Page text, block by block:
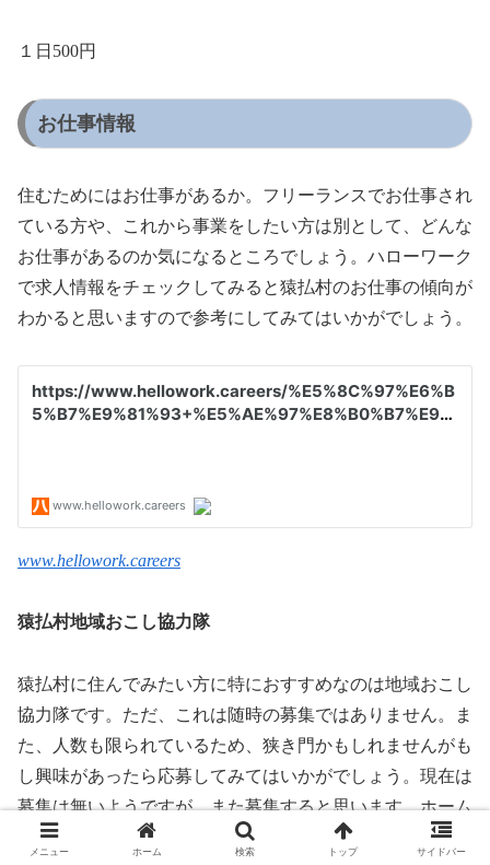
１日500円
お仕事情報
住むためにはお仕事があるか。フリーランスでお仕事され
ている方や、これから事業をしたい方は別として、どんな
お仕事があるのか気になるところでしょう。ハローワーク
で求人情報をチェックしてみると猿払村のお仕事の傾向が
わかると思いますので参考にしてみてはいかがでしょう。
www.hellowork.careers
猿払村地域おこし協力隊
猿払村に住んでみたい方に特におすすめなのは地域おこし
協力隊です。ただ、これは随時の募集ではありません。ま
た、人数も限られているため、狭き門かもしれませんがも
し興味があったら応募してみてはいかがでしょう。現在は
募集は無いようですが、また募集すると思います。ホーム
ページの地域の情報から入って「まちづくり」のメニュー
メニュー ホーム 検索 トップ サイドバー